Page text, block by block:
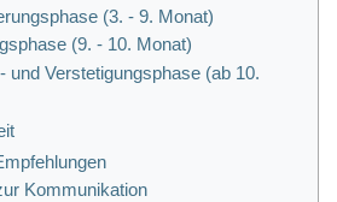
(3. - 9. Monat)
(9. - 10. Monat)
und Verstetigungsphase (ab 10.
Kommunikation